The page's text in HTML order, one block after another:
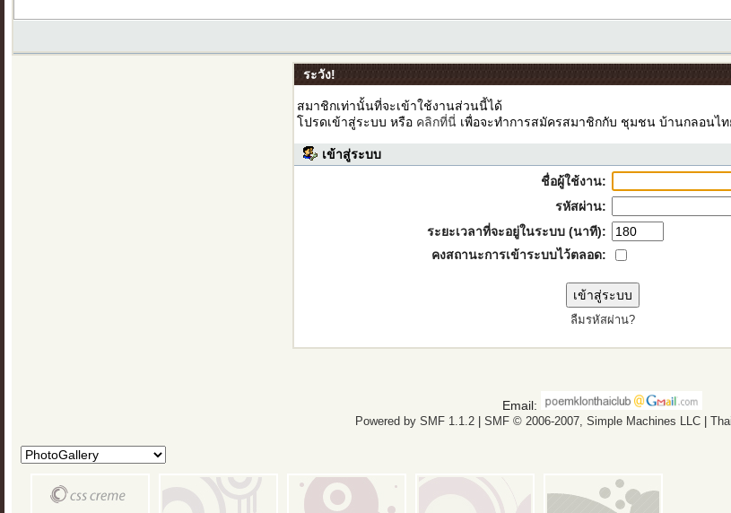
ระวัง!
สมาชิกเท่านั้นที่จะเข้าใช้งานส่วนนี้ได้
โปรดเข้าสู่ระบบ หรือ คลิกที่นี่เพื่อจะทำการสมัครสมาชิกกับ ชุมชน บ้านกลอนไ
เข้าสู่ระบบ
ชื่อผู้ใช้งาน:
รหัสผ่าน:
ระยะเวลาที่จะอยู่ในระบบ (นาที):
คงสถานะการเข้าระบบไว้ตลอด:
ลืมรหัสผ่าน?
Email:
Powered by SMF 1.1.2| SMF © 2006-2007, Simple Machines LLC|